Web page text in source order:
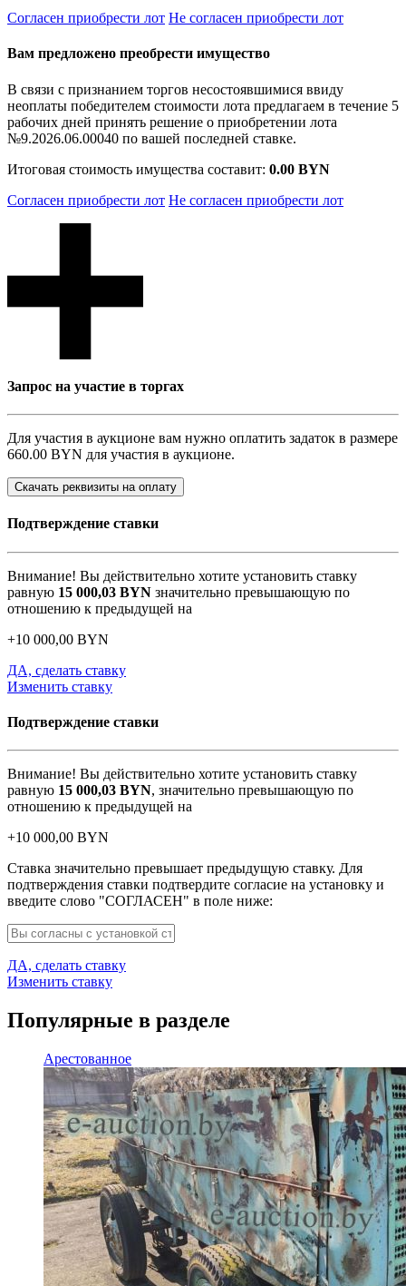
Согласен приобрести лот Не согласен приобрести лот
Вам предложено преобрести имущество
В связи с признанием торгов несостоявшимися ввиду
неоплаты победителем стоимости лота предлагаем в течение 5
рабочих дней принять решение о приобретении лота
№9.2026.06.00040 по вашей последней ставке.
Итоговая стоимость имущества составит: 0.00 BYN
Согласен приобрести лот Не согласен приобрести лот
Запрос на участие в торгах
Для участия в аукционе вам нужно оплатить задаток в размере
660.00 BYN для участия в аукционе.
Скачать реквизиты на оплату
Подтверждение ставки
Внимание! Вы действительно хотите установить ставку
равную 15 000,03 BYN значительно превышающую по
отношению к предыдущей на
+10 000,00 BYN
ДА, сделать ставку
Изменить ставку
Подтверждение ставки
Внимание! Вы действительно хотите установить ставку
равную 15 000,03 BYN, значительно превышающую по
отношению к предыдущей на
+10 000,00 BYN
Ставка значительно превышает предыдущую ставку. Для
подтверждения ставки подтвердите согласие на установку и
введите слово "СОГЛАСЕН" в поле ниже:
ДА, сделать ставку
Изменить ставку
Популярные в разделе
Арестованное